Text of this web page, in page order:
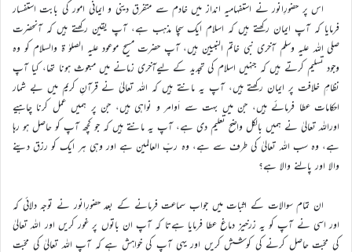
اس پر حضورِانور نے استفہامیہ انداز میں خادم سے متفرق دینی و ایمانی امور کی بابت استفسار
فرمایا کہ آپ ایمان رکھتے ہیں کہ اسلام ایک سچا مذہب ہے، آپ یقین رکھتے ہیں کہ آنحضرت
صلی اللہ علیہ وسلم آخری نبی خاتم النبیین ہیں، آپ حضرت مسیح موعود علیہ الصلوٰ ة والسلام کو وہ
وجود تسلیم کرتے ہیں کہ جنہیں اسلام کی تجدید کے لیےآخری زمانے میں مبعوث ہونا تھا، کیا آپ
نظامِ خلافت پر ایمان رکھتے ہیں، آپ یہ مانتے ہیں کہ اللہ تعالیٰ نے قرآنِ کریم میں بے شمار
احکامات عطا فرمائے ہیں، جن میں بہت سے اَوامر و نواہی ہیں، جن پر ہمیں عمل کرنا چاہیے
اوراللہ تعالیٰ نے ہمیں بالکل واضح تعلیم دی ہے، آپ یہ مانتے ہیں کہ جو کچھ آپ کو حاصل ہو رہا
ہے، وہ سب اللہ تعالیٰ کی طرف سے ہے، وہ ربّ العالمین ہے اور وہی ہر ایک کو رزق دینے
والا اور پالنے والا ہے؟
ان تمام سوالات کے اثبات میں جواب سماعت فرمانے کے بعد حضورِانور نے توجہ دلائی کہ
اور اسی نے آپ کو یہ زرخیز دماغ عطا فرمایا ہےتا کہ آپ ان باتوں پر غور کریں اور اللہ تعالیٰ
کی محبّت حاصل کرنے کی کوشش کریں اور یہی آپ کی خواہش ہے کہ آپ اللہ تعالیٰ کی محبّت